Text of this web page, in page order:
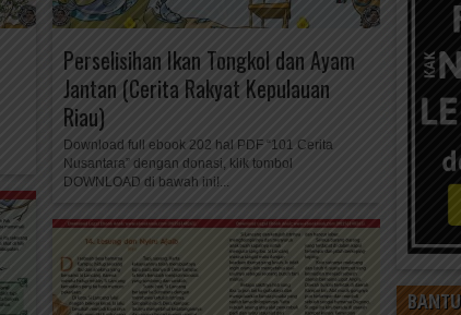
Perselisihan Ikan Tongkol dan Ayam
Jantan (Cerita Rakyat Kepulauan
Riau)
Download full ebook 202 hal PDF “101 Cerita
Nusantara” dengan donasi, klik tombol
DOWNLOAD di bawah ini!...